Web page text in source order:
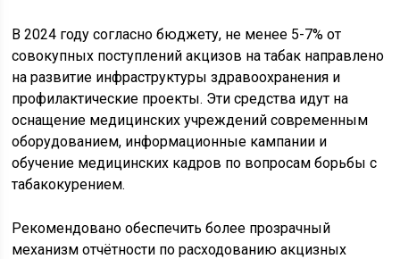
В 2024 году согласно бюджету, не менее 5-7% от
совокупных поступлений акцизов на табак направлено
на развитие инфраструктуры здравоохранения и
профилактические проекты. Эти средства идут на
оснащение медицинских учреждений современным
оборудованием, информационные кампании и
обучение медицинских кадров по вопросам борьбы с
табакокурением.
Рекомендовано обеспечить более прозрачный
механизм отчётности по расходованию акцизных